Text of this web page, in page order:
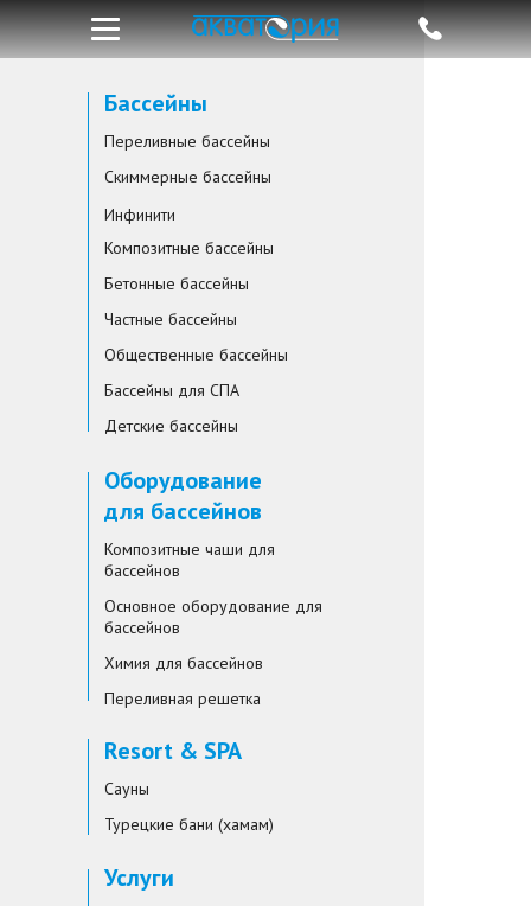
Бассейны
Переливные бассейны
Скиммерные бассейны
Инфинити
Композитные бассейны
Бетонные бассейны
Частные бассейны
Общественные бассейны
Бассейны для СПА
Детские бассейны
Оборудование
для бассейнов
Композитные чаши для
бассейнов
Основное оборудование для
бассейнов
Химия для бассейнов
Переливная решетка
Resort & SPA
Сауны
Турецкие бани (хамам)
Услуги